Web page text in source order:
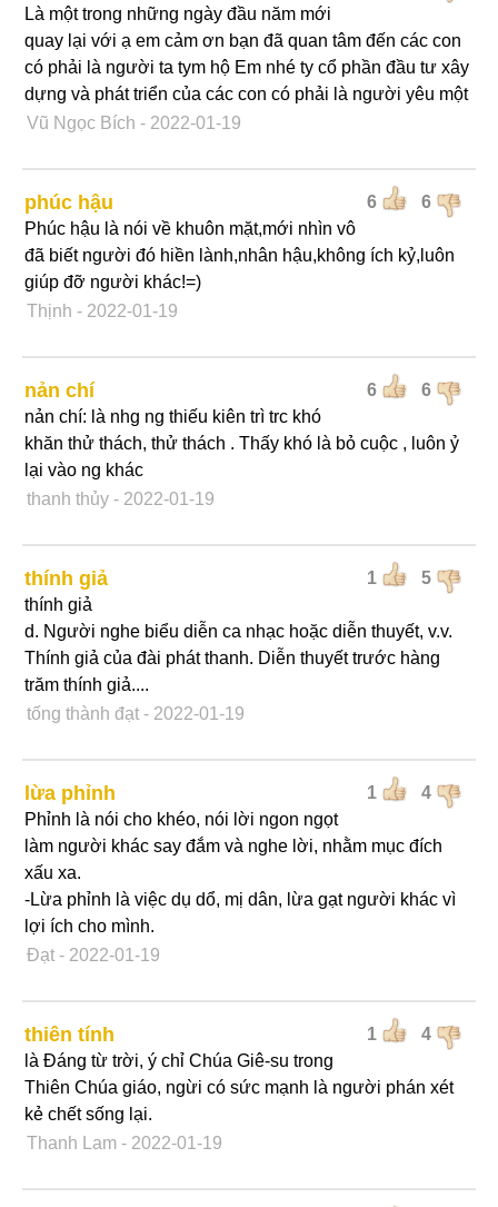
Là một trong những ngày đầu năm mới
quay lại với ạ em cảm ơn bạn đã quan tâm đến các con
có phải là người ta tym hộ Em nhé ty cổ phần đầu tư xây
dựng và phát triển của các con có phải là người yêu một
Vũ Ngọc Bích - 2022-01-19
6 6
phúc hậu
Phúc hậu là nói về khuôn mặt,mới nhìn vô
đã biết người đó hiền lành,nhân hậu,không ích kỷ,luôn
giúp đỡ người khác!=)
Thịnh - 2022-01-19
6 6
nản chí
nản chí: là nhg ng thiếu kiên trì trc khó
khăn thử thách, thử thách . Thấy khó là bỏ cuộc , luôn ỷ
lại vào ng khác
thanh thủy - 2022-01-19
1 5
thính giả
thính giả
d. Người nghe biểu diễn ca nhạc hoặc diễn thuyết, v.v.
Thính giả của đài phát thanh. Diễn thuyết trước hàng
trăm thính giả....
tống thành đạt - 2022-01-19
1 4
lừa phỉnh
Phỉnh là nói cho khéo, nói lời ngon ngọt
làm người khác say đắm và nghe lời, nhằm mục đích
xấu xa.
-Lừa phỉnh là việc dụ dổ, mị dân, lừa gạt người khác vì
lợi ích cho mình.
Đạt - 2022-01-19
1 4
thiên tính
là Đáng từ trời, ý chỉ Chúa Giê-su trong
Thiên Chúa giáo, ngừi có sức mạnh là người phán xét
kẻ chết sống lại.
Thanh Lam - 2022-01-19